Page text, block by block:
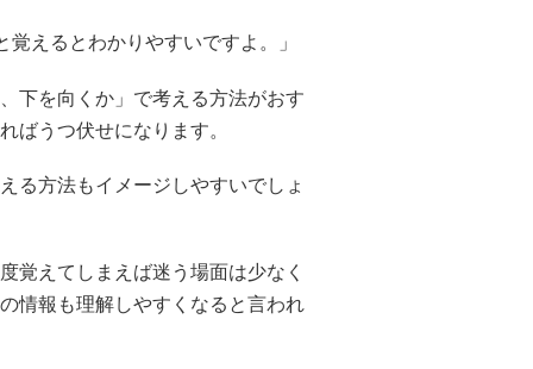
えるとわかりやすいですよ。」
下を向くか」で考える方法がおす
ばうつ伏せになります。
る方法もイメージしやすいでしょ
覚えてしまえば迷う場面は少なく
情報も理解しやすくなると言われ